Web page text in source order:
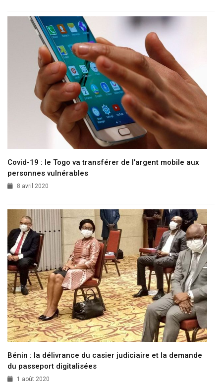
Covid-19 : le Togo va transférer de l’argent mobile aux
personnes vulnérables
8 avril 2020
Bénin : la délivrance du casier judiciaire et la demande
du passeport digitalisées
1 août 2020